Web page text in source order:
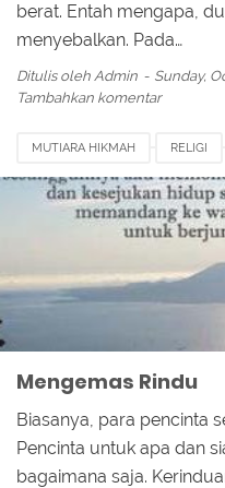
berat. Entah mengapa,
menyebalkan. Pada…
Ditulis oleh Admin
Sunday,
Tambahkan komentar
MUTIARA HIKMAH RELIGI
Mengemas Rindu
Biasanya, para pencinta
Pencinta untuk apa dan
bagaimana saja.